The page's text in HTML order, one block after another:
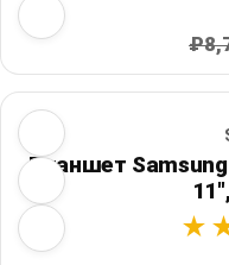
Планшет Samsung